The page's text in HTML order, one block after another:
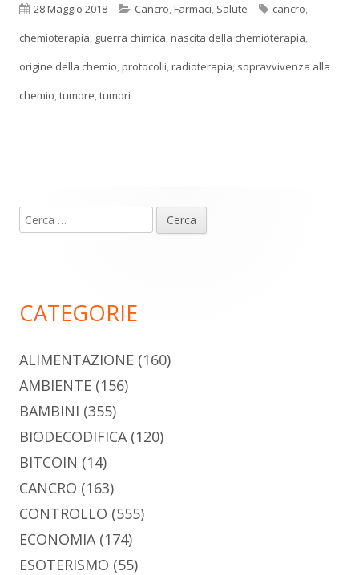
Pubblicato
28 Maggio 2018 Categorie
Cancro,Farmaci, Salute Tag
cancro,
chemioterapia, guerra chimica,nascita della chemioterapia,
origine della chemio,protocolli,radioterapia, sopravvivenza alla
chemio,tumore,tumori
Barra
laterale
Ricerca
per:
CATEGORIE
ALIMENTAZIONE (160)
AMBIENTE (156)
BAMBINI (355)
BIODECODIFICA (120)
BITCOIN (14)
CANCRO (163)
CONTROLLO (555)
ECONOMIA (174)
ESOTERISMO (55)